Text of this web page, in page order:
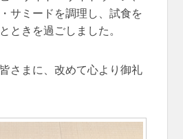
サミードを調理し、試食を
ときを過ごしました。
さまに、改めて心より御礼